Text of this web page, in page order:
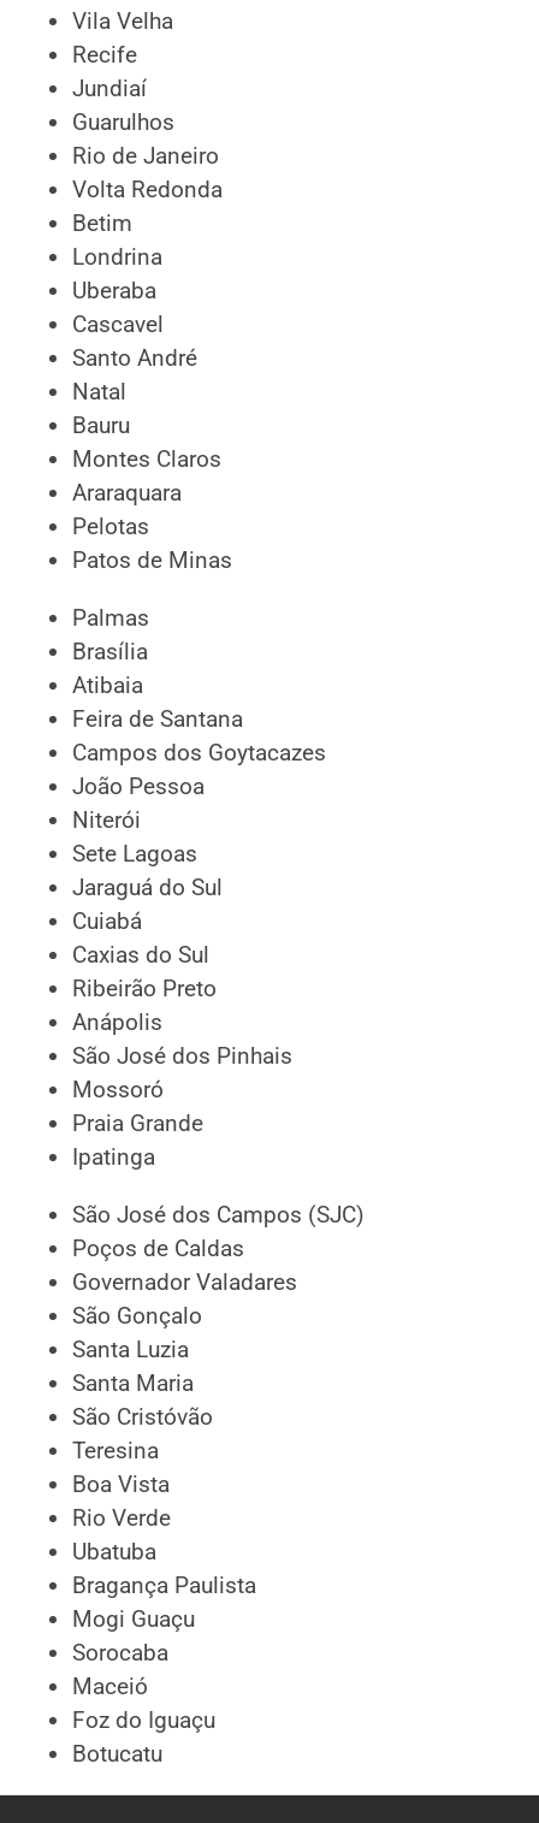
Vila Velha
Recife
Jundiaí
Guarulhos
Rio de Janeiro
Volta Redonda
Betim
Londrina
Uberaba
Cascavel
Santo André
Natal
Bauru
Montes Claros
Araraquara
Pelotas
Patos de Minas
Palmas
Brasília
Atibaia
Feira de Santana
Campos dos Goytacazes
João Pessoa
Niterói
Sete Lagoas
Jaraguá do Sul
Cuiabá
Caxias do Sul
Ribeirão Preto
Anápolis
São José dos Pinhais
Mossoró
Praia Grande
Ipatinga
São José dos Campos (SJC)
Poços de Caldas
Governador Valadares
São Gonçalo
Santa Luzia
Santa Maria
São Cristóvão
Teresina
Boa Vista
Rio Verde
Ubatuba
Bragança Paulista
Mogi Guaçu
Sorocaba
Maceió
Foz do Iguaçu
Botucatu